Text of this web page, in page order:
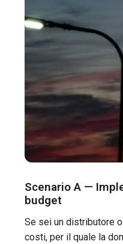
Scenario A —
budget
Se sei un distributore
costi, per il quale la